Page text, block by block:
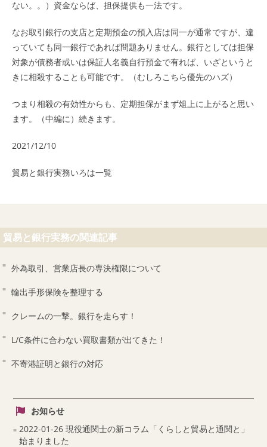
ない。。）資金ならば、担保提供も一法です。
なお取引銀行の支店と定期預金の預入店は同一が通常ですが、違
っていても同一銀行であれば問題ありません。銀行としては担保
対象が債務者或いは保証人名義自行預金で有れば、いざというと
きに相殺することも可能です。（むしろこちら優先のハズ）
つまり相殺の有効性からも、定期担保がまず俎上に上がると思い
ます。（中編に）続きます。
2021/12/10
貿易と銀行実務いろは一覧
貿易と銀行実務の関連記事
外為取引、営業店長の専決権限について
輸出手形保険を整理する
クレームの一撃。銀行を走らす！
L/C条件に合わない買取書類が出てきた！
不寄港証明と銀行の対応
お知らせ
2022-01-26 現役通関士の新コラム「くらしと貿易と通関と」
始まりました